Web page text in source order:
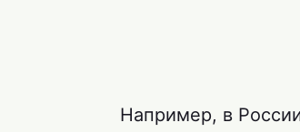
Например, в